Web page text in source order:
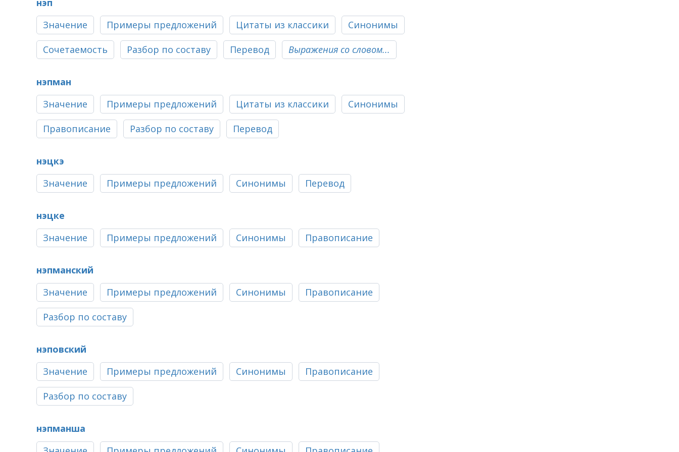
нэп
Значение
Примеры предложений Цитаты из классики Синонимы
Сочетаемость Разбор по составу Перевод Выражения со словом...
нэпман
Значение
Примеры предложений Цитаты из классики Синонимы
Правописание Разбор по составу Перевод
нэцкэ
Значение
Примеры предложений Синонимы Перевод
нэцке
Значение
Примеры предложений Синонимы Правописание
нэпманский
Значение
Примеры предложений Синонимы Правописание
Разбор по составу
нэповский
Значение
Примеры предложений Синонимы Правописание
Разбор по составу
нэпманша